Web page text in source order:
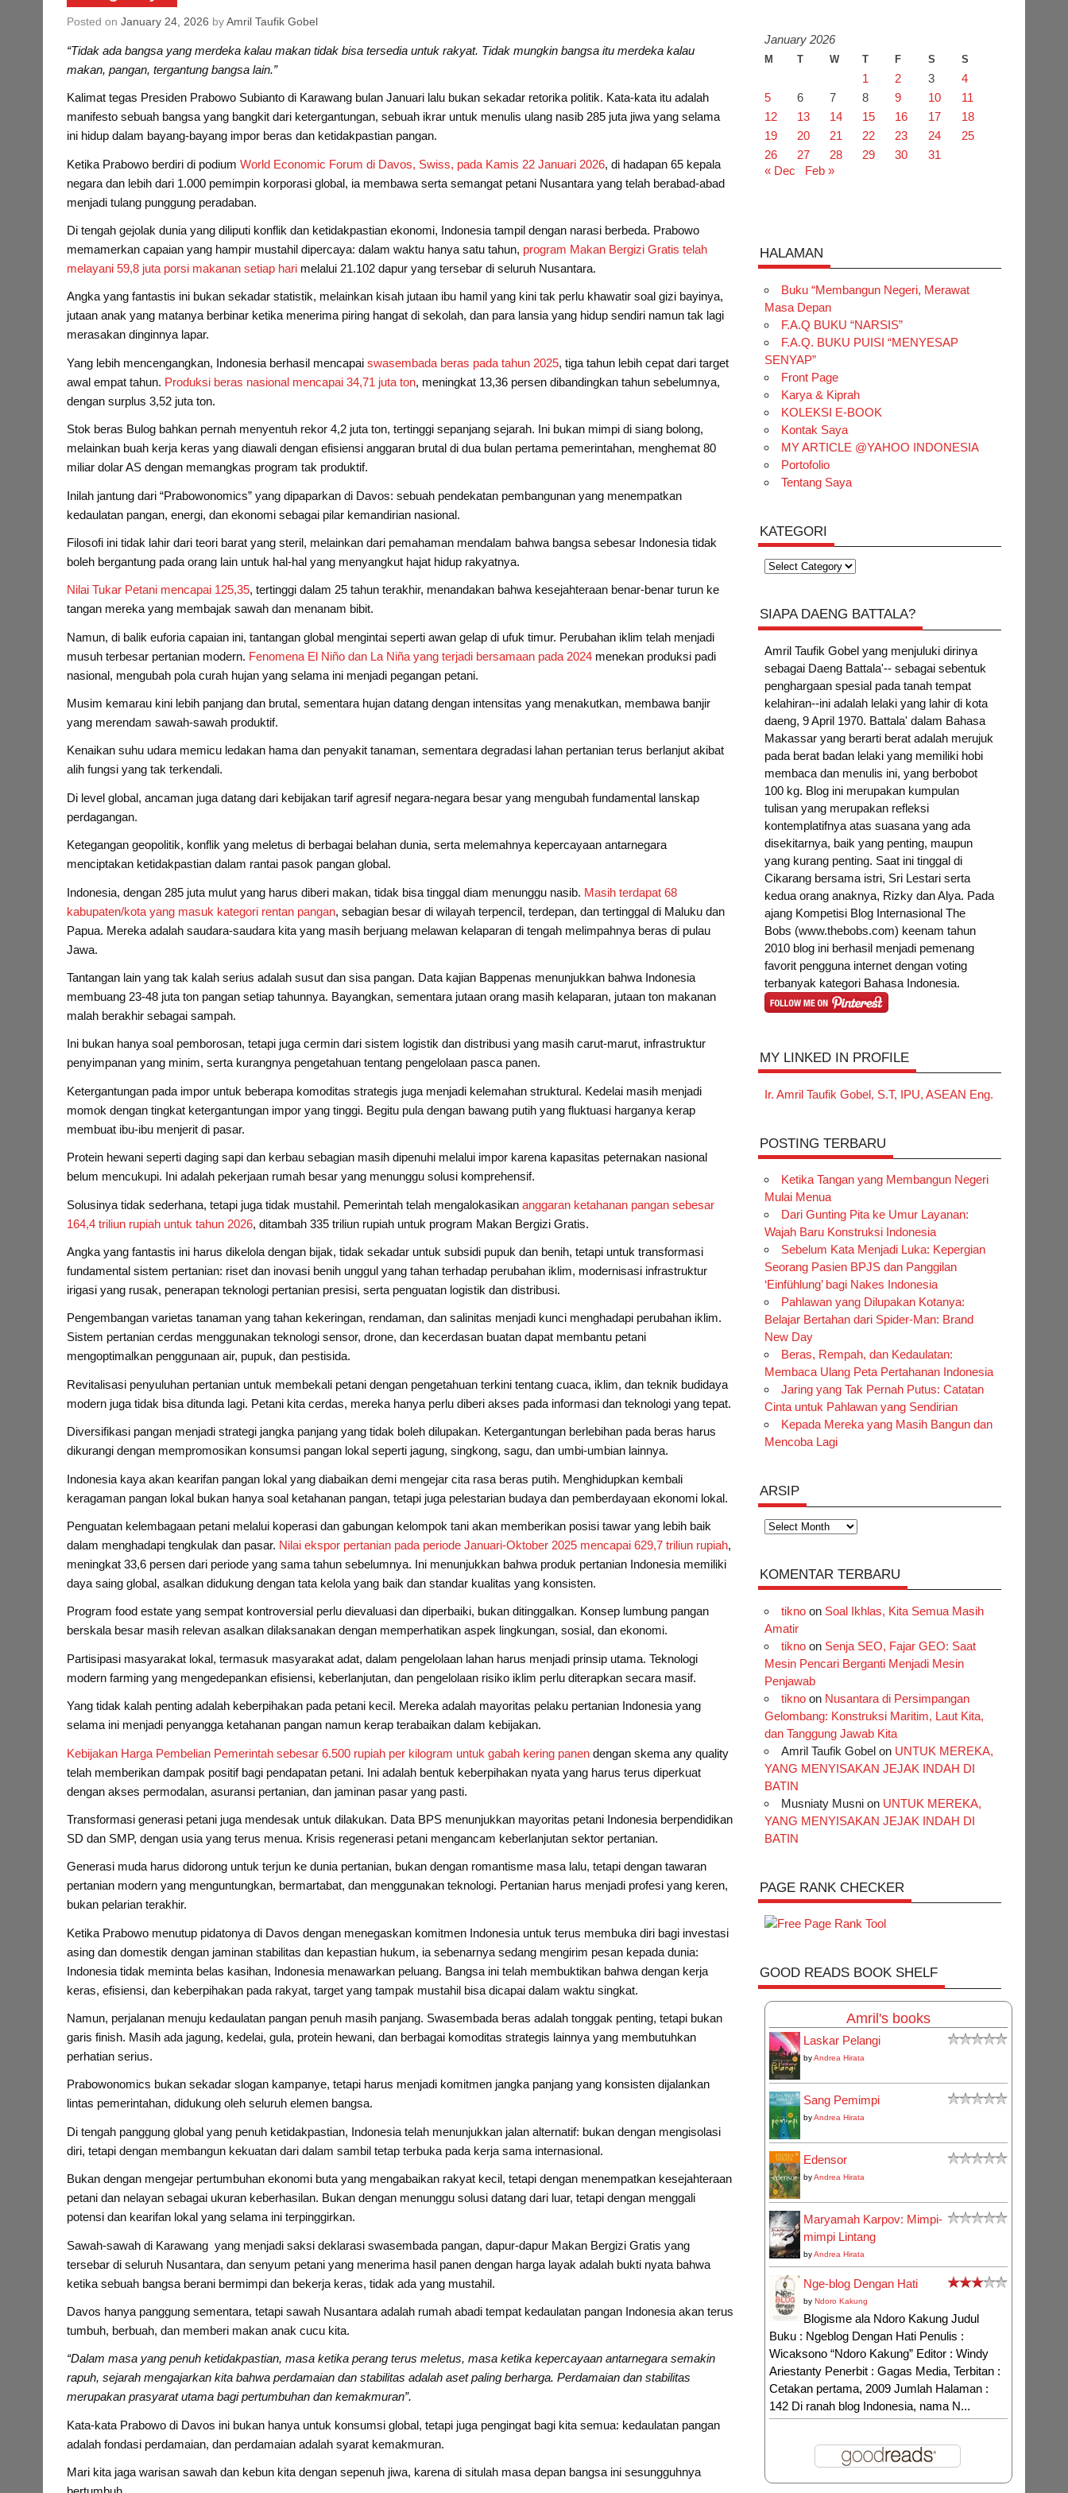
Posted onJanuary 24, 2026 byAmril Taufik Gobel
“Tidak ada bangsa yang merdeka kalau makan tidak bisa tersedia untuk rakyat. Tidak mungkin bangsa itu merdeka kalau
makan, pangan, tergantung bangsa lain.”
Kalimat tegas Presiden Prabowo Subianto di Karawang bulan Januari lalu bukan sekadar retorika politik. Kata-kata itu adalah
manifesto sebuah bangsa yang bangkit dari ketergantungan, sebuah ikrar untuk menulis ulang nasib 285 juta jiwa yang selama
ini hidup dalam bayang-bayang impor beras dan ketidakpastian pangan.
Ketika Prabowo berdiri di podiumWorld Economic Forum di Davos, Swiss, pada Kamis 22 Januari 2026, di hadapan 65 kepala
negara dan lebih dari 1.000 pemimpin korporasi global, ia membawa serta semangat petani Nusantara yang telah berabad-abad
menjadi tulang punggung peradaban.
Di tengah gejolak dunia yang diliputi konflik dan ketidakpastian ekonomi, Indonesia tampil dengan narasi berbeda. Prabowo
memamerkan capaian yang hampir mustahil dipercaya: dalam waktu hanya satu tahun, program Makan Bergizi Gratis telah
melayani 59,8 juta porsi makanan setiap hari melalui 21.102 dapur yang tersebar di seluruh Nusantara.
Angka yang fantastis ini bukan sekadar statistik, melainkan kisah jutaan ibu hamil yang kini tak perlu khawatir soal gizi bayinya,
jutaan anak yang matanya berbinar ketika menerima piring hangat di sekolah, dan para lansia yang hidup sendiri namun tak lagi
merasakan dinginnya lapar.
Yang lebih mencengangkan, Indonesia berhasil mencapaiswasembada beras pada tahun 2025, tiga tahun lebih cepat dari target
awal empat tahun. Produksi beras nasional mencapai 34,71 juta ton, meningkat 13,36 persen dibandingkan tahun sebelumnya,
dengan surplus 3,52 juta ton.
Stok beras Bulog bahkan pernah menyentuh rekor 4,2 juta ton, tertinggi sepanjang sejarah. Ini bukan mimpi di siang bolong,
melainkan buah kerja keras yang diawali dengan efisiensi anggaran brutal di dua bulan pertama pemerintahan, menghemat 80
miliar dolar AS dengan memangkas program tak produktif.
Inilah jantung dari “Prabowonomics” yang dipaparkan di Davos: sebuah pendekatan pembangunan yang menempatkan
kedaulatan pangan, energi, dan ekonomi sebagai pilar kemandirian nasional.
Filosofi ini tidak lahir dari teori barat yang steril, melainkan dari pemahaman mendalam bahwa bangsa sebesar Indonesia tidak
boleh bergantung pada orang lain untuk hal-hal yang menyangkut hajat hidup rakyatnya.
Nilai Tukar Petani mencapai 125,35, tertinggi dalam 25 tahun terakhir, menandakan bahwa kesejahteraan benar-benar turun ke
tangan mereka yang membajak sawah dan menanam bibit.
Namun, di balik euforia capaian ini, tantangan global mengintai seperti awan gelap di ufuk timur. Perubahan iklim telah menjadi
musuh terbesar pertanian modern. Fenomena El Niño dan La Niña yang terjadi bersamaan pada 2024 menekan produksi padi
nasional, mengubah pola curah hujan yang selama ini menjadi pegangan petani.
Musim kemarau kini lebih panjang dan brutal, sementara hujan datang dengan intensitas yang menakutkan, membawa banjir
yang merendam sawah-sawah produktif.
Kenaikan suhu udara memicu ledakan hama dan penyakit tanaman, sementara degradasi lahan pertanian terus berlanjut akibat
alih fungsi yang tak terkendali.
Di level global, ancaman juga datang dari kebijakan tarif agresif negara-negara besar yang mengubah fundamental lanskap
perdagangan.
Ketegangan geopolitik, konflik yang meletus di berbagai belahan dunia, serta melemahnya kepercayaan antarnegara
menciptakan ketidakpastian dalam rantai pasok pangan global.
Indonesia, dengan 285 juta mulut yang harus diberi makan, tidak bisa tinggal diam menunggu nasib. Masih terdapat 68
kabupaten/kota yang masuk kategori rentan pangan, sebagian besar di wilayah terpencil, terdepan, dan tertinggal di Maluku dan
Papua. Mereka adalah saudara-saudara kita yang masih berjuang melawan kelaparan di tengah melimpahnya beras di pulau
Jawa.
Tantangan lain yang tak kalah serius adalah susut dan sisa pangan. Data kajian Bappenas menunjukkan bahwa Indonesia
membuang 23-48 juta ton pangan setiap tahunnya. Bayangkan, sementara jutaan orang masih kelaparan, jutaan ton makanan
malah berakhir sebagai sampah.
Ini bukan hanya soal pemborosan, tetapi juga cermin dari sistem logistik dan distribusi yang masih carut-marut, infrastruktur
penyimpanan yang minim, serta kurangnya pengetahuan tentang pengelolaan pasca panen.
Ketergantungan pada impor untuk beberapa komoditas strategis juga menjadi kelemahan struktural. Kedelai masih menjadi
momok dengan tingkat ketergantungan impor yang tinggi. Begitu pula dengan bawang putih yang fluktuasi harganya kerap
membuat ibu-ibu menjerit di pasar.
Protein hewani seperti daging sapi dan kerbau sebagian masih dipenuhi melalui impor karena kapasitas peternakan nasional
belum mencukupi. Ini adalah pekerjaan rumah besar yang menunggu solusi komprehensif.
Solusinya tidak sederhana, tetapi juga tidak mustahil. Pemerintah telah mengalokasikananggaran ketahanan pangan sebesar
164,4 triliun rupiah untuk tahun 2026, ditambah 335 triliun rupiah untuk program Makan Bergizi Gratis.
Angka yang fantastis ini harus dikelola dengan bijak, tidak sekadar untuk subsidi pupuk dan benih, tetapi untuk transformasi
fundamental sistem pertanian: riset dan inovasi benih unggul yang tahan terhadap perubahan iklim, modernisasi infrastruktur
irigasi yang rusak, penerapan teknologi pertanian presisi, serta penguatan logistik dan distribusi.
Pengembangan varietas tanaman yang tahan kekeringan, rendaman, dan salinitas menjadi kunci menghadapi perubahan iklim.
Sistem pertanian cerdas menggunakan teknologi sensor, drone, dan kecerdasan buatan dapat membantu petani
mengoptimalkan penggunaan air, pupuk, dan pestisida.
Revitalisasi penyuluhan pertanian untuk membekali petani dengan pengetahuan terkini tentang cuaca, iklim, dan teknik budidaya
modern juga tidak bisa ditunda lagi. Petani kita cerdas, mereka hanya perlu diberi akses pada informasi dan teknologi yang tepat.
Diversifikasi pangan menjadi strategi jangka panjang yang tidak boleh dilupakan. Ketergantungan berlebihan pada beras harus
dikurangi dengan mempromosikan konsumsi pangan lokal seperti jagung, singkong, sagu, dan umbi-umbian lainnya.
Indonesia kaya akan kearifan pangan lokal yang diabaikan demi mengejar cita rasa beras putih. Menghidupkan kembali
keragaman pangan lokal bukan hanya soal ketahanan pangan, tetapi juga pelestarian budaya dan pemberdayaan ekonomi lokal.
Penguatan kelembagaan petani melalui koperasi dan gabungan kelompok tani akan memberikan posisi tawar yang lebih baik
dalam menghadapi tengkulak dan pasar. Nilai ekspor pertanian pada periode Januari-Oktober 2025 mencapai 629,7 triliun rupiah,
meningkat 33,6 persen dari periode yang sama tahun sebelumnya. Ini menunjukkan bahwa produk pertanian Indonesia memiliki
daya saing global, asalkan didukung dengan tata kelola yang baik dan standar kualitas yang konsisten.
Program food estate yang sempat kontroversial perlu dievaluasi dan diperbaiki, bukan ditinggalkan. Konsep lumbung pangan
berskala besar masih relevan asalkan dilaksanakan dengan memperhatikan aspek lingkungan, sosial, dan ekonomi.
Partisipasi masyarakat lokal, termasuk masyarakat adat, dalam pengelolaan lahan harus menjadi prinsip utama. Teknologi
modern farming yang mengedepankan efisiensi, keberlanjutan, dan pengelolaan risiko iklim perlu diterapkan secara masif.
Yang tidak kalah penting adalah keberpihakan pada petani kecil. Mereka adalah mayoritas pelaku pertanian Indonesia yang
selama ini menjadi penyangga ketahanan pangan namun kerap terabaikan dalam kebijakan.
Kebijakan Harga Pembelian Pemerintah sebesar 6.500 rupiah per kilogram untuk gabah kering panen dengan skema any quality
telah memberikan dampak positif bagi pendapatan petani. Ini adalah bentuk keberpihakan nyata yang harus terus diperkuat
dengan akses permodalan, asuransi pertanian, dan jaminan pasar yang pasti.
Transformasi generasi petani juga mendesak untuk dilakukan. Data BPS menunjukkan mayoritas petani Indonesia berpendidikan
SD dan SMP, dengan usia yang terus menua. Krisis regenerasi petani mengancam keberlanjutan sektor pertanian.
Generasi muda harus didorong untuk terjun ke dunia pertanian, bukan dengan romantisme masa lalu, tetapi dengan tawaran
pertanian modern yang menguntungkan, bermartabat, dan menggunakan teknologi. Pertanian harus menjadi profesi yang keren,
bukan pelarian terakhir.
Ketika Prabowo menutup pidatonya di Davos dengan menegaskan komitmen Indonesia untuk terus membuka diri bagi investasi
asing dan domestik dengan jaminan stabilitas dan kepastian hukum, ia sebenarnya sedang mengirim pesan kepada dunia:
Indonesia tidak meminta belas kasihan, Indonesia menawarkan peluang. Bangsa ini telah membuktikan bahwa dengan kerja
keras, efisiensi, dan keberpihakan pada rakyat, target yang tampak mustahil bisa dicapai dalam waktu singkat.
Namun, perjalanan menuju kedaulatan pangan penuh masih panjang. Swasembada beras adalah tonggak penting, tetapi bukan
garis finish. Masih ada jagung, kedelai, gula, protein hewani, dan berbagai komoditas strategis lainnya yang membutuhkan
perhatian serius.
Prabowonomics bukan sekadar slogan kampanye, tetapi harus menjadi komitmen jangka panjang yang konsisten dijalankan
lintas pemerintahan, didukung oleh seluruh elemen bangsa.
Di tengah panggung global yang penuh ketidakpastian, Indonesia telah menunjukkan jalan alternatif: bukan dengan mengisolasi
diri, tetapi dengan membangun kekuatan dari dalam sambil tetap terbuka pada kerja sama internasional.
Bukan dengan mengejar pertumbuhan ekonomi buta yang mengabaikan rakyat kecil, tetapi dengan menempatkan kesejahteraan
petani dan nelayan sebagai ukuran keberhasilan. Bukan dengan menunggu solusi datang dari luar, tetapi dengan menggali
potensi dan kearifan lokal yang selama ini terpinggirkan.
Sawah-sawah di Karawang yang menjadi saksi deklarasi swasembada pangan, dapur-dapur Makan Bergizi Gratis yang
tersebar di seluruh Nusantara, dan senyum petani yang menerima hasil panen dengan harga layak adalah bukti nyata bahwa
ketika sebuah bangsa berani bermimpi dan bekerja keras, tidak ada yang mustahil.
Davos hanya panggung sementara, tetapi sawah Nusantara adalah rumah abadi tempat kedaulatan pangan Indonesia akan terus
tumbuh, berbuah, dan memberi makan anak cucu kita.
“Dalam masa yang penuh ketidakpastian, masa ketika perang terus meletus, masa ketika kepercayaan antarnegara semakin
rapuh, sejarah mengajarkan kita bahwa perdamaian dan stabilitas adalah aset paling berharga. Perdamaian dan stabilitas
merupakan prasyarat utama bagi pertumbuhan dan kemakmuran”.
Kata-kata Prabowo di Davos ini bukan hanya untuk konsumsi global, tetapi juga pengingat bagi kita semua: kedaulatan pangan
adalah fondasi perdamaian, dan perdamaian adalah syarat kemakmuran.
Mari kita jaga warisan sawah dan kebun kita dengan sepenuh jiwa, karena di situlah masa depan bangsa ini sesungguhnya
January 2026
M T W T F S S
1 2 3
4
5
6 7 8 9 10
11
12
13 14 15 16 17
18
19
20 21 22 23 24
25
26
27 28 29 30
31
« Dec
Feb »
HALAMAN
Buku “Membangun Negeri, Merawat
Masa Depan
F.A.Q BUKU “NARSIS”
F.A.Q. BUKU PUISI “MENYESAP
SENYAP”
Front Page
Karya & Kiprah
KOLEKSI E-BOOK
Kontak Saya
MY ARTICLE @YAHOO INDONESIA
Portofolio
Tentang Saya
KATEGORI
Kategori
SIAPA DAENG BATTALA?
Amril Taufik Gobel yang menjuluki dirinya
sebagai Daeng Battala'-- sebagai sebentuk
penghargaan spesial pada tanah tempat
kelahiran--ini adalah lelaki yang lahir di kota
daeng, 9 April 1970. Battala' dalam Bahasa
Makassar yang berarti berat adalah merujuk
pada berat badan lelaki yang memiliki hobi
membaca dan menulis ini, yang berbobot
100 kg. Blog ini merupakan kumpulan
tulisan yang merupakan refleksi
kontemplatifnya atas suasana yang ada
disekitarnya, baik yang penting, maupun
yang kurang penting. Saat ini tinggal di
Cikarang bersama istri, Sri Lestari serta
kedua orang anaknya, Rizky dan Alya. Pada
ajang Kompetisi Blog Internasional The
Bobs (www.thebobs.com) keenam tahun
2010 blog ini berhasil menjadi pemenang
favorit pengguna internet dengan voting
terbanyak kategori Bahasa Indonesia.
MY LINKED IN PROFILE
Ir. Amril Taufik Gobel, S.T, IPU, ASEAN Eng.
POSTING TERBARU
Ketika Tangan yang Membangun Negeri
Mulai Menua
Dari Gunting Pita ke Umur Layanan:
Wajah Baru Konstruksi Indonesia
Sebelum Kata Menjadi Luka: Kepergian
Seorang Pasien BPJS dan Panggilan
‘Einfühlung’ bagi Nakes Indonesia
Pahlawan yang Dilupakan Kotanya:
Belajar Bertahan dari Spider-Man: Brand
New Day
Beras, Rempah, dan Kedaulatan:
Membaca Ulang Peta Pertahanan Indonesia
Jaring yang Tak Pernah Putus: Catatan
Cinta untuk Pahlawan yang Sendirian
Kepada Mereka yang Masih Bangun dan
Mencoba Lagi
ARSIP
Arsip
KOMENTAR TERBARU
tiknoon Soal Ikhlas, Kita Semua Masih
Amatir
tiknoon Senja SEO, Fajar GEO: Saat
Mesin Pencari Berganti Menjadi Mesin
Penjawab
tiknoon Nusantara di Persimpangan
Gelombang: Konstruksi Maritim, Laut Kita,
dan Tanggung Jawab Kita
Amril Taufik Gobelon UNTUK MEREKA,
YANG MENYISAKAN JEJAK INDAH DI
BATIN
Musniaty Musnion UNTUK MEREKA,
YANG MENYISAKAN JEJAK INDAH DI
BATIN
PAGE RANK CHECKER
GOOD READS BOOK SHELF
Amril's books
Laskar Pelangi
byAndrea Hirata
Sang Pemimpi
byAndrea Hirata
Edensor
byAndrea Hirata
Maryamah Karpov: Mimpi-
mimpi Lintang
byAndrea Hirata
Nge-blog Dengan Hati
by Ndoro Kakung
Blogisme ala Ndoro Kakung Judul
Buku : Ngeblog Dengan Hati Penulis :
Wicaksono “Ndoro Kakung” Editor : Windy
Ariestanty Penerbit : Gagas Media, Terbitan :
Cetakan pertama, 2009 Jumlah Halaman :
142 Di ranah blog Indonesia, nama N...